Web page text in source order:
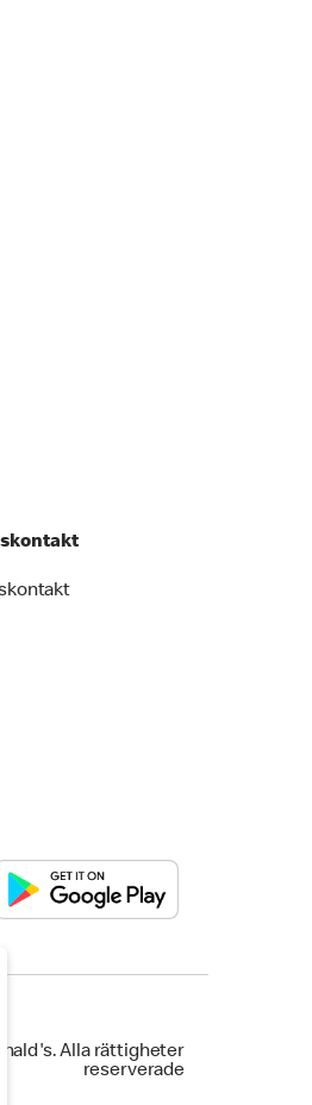
Alla rättigheter
reserverade